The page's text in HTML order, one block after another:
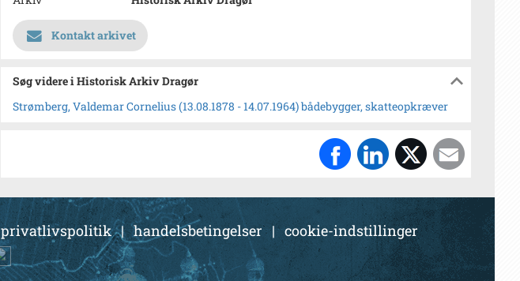
Kontakt arkivet
Søg videre i Historisk Arkiv Dragør
Strømberg, Valdemar Cornelius (13.08.1878 - 14.07.1964) bådebygger, skatteopkræver
privatlivspolitik|handelsbetingelser | cookie-indstillinger